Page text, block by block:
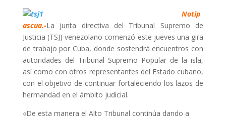
Notip
ascua.-La junta directiva del Tribunal Supremo de
Justicia (TSJ) venezolano comenzó este jueves una gira
de trabajo por Cuba, donde sostendrá encuentros con
autoridades del Tribunal Supremo Popular de la isla,
así como con otros representantes del Estado cubano,
con el objetivo de continuar fortaleciendo los lazos de
hermandad en el ámbito judicial.
«De esta manera el Alto Tribunal continúa dando a